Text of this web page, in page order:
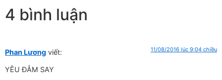
4 bình luận
Phan Lương viết: 11/08/2016 lúc 9:04 chiều
YÊU ĐẮM SAY